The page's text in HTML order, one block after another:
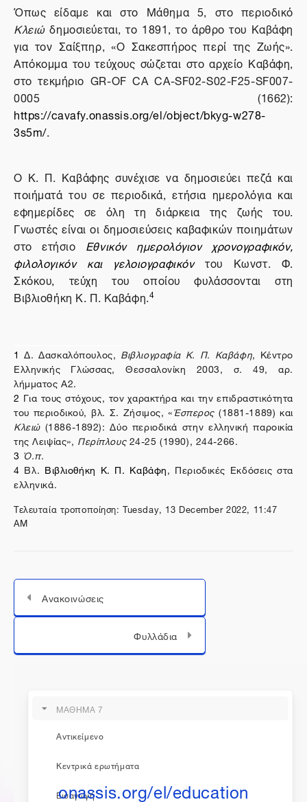
Όπως είδαμε και στο Μάθημα 5, στο περιοδικό
Κλειώδημοσιεύεται, το 1891, το άρθρο του Καβάφη
για τον Σαίξπηρ, «Ο Σακεσπήρος περί της Ζωής».
Απόκομμα του τεύχους σώζεται στο αρχείο Καβάφη,
στο τεκμήριο GR-OF CA CA-SF02-S02-F25-SF007-
0005 (1662):
https://cavafy.onassis.org/el/object/bkyg-w278-
3s5m/.
Ο Κ. Π. Καβάφης συνέχισε να δημοσιεύει πεζά και
ποιήματά του σε περιοδικά, ετήσια ημερολόγια και
εφημερίδες σε όλη τη διάρκεια της ζωής του.
Γνωστές είναι οι δημοσιεύσεις καβαφικών ποιημάτων
στο ετήσιο Eθνικόν ημερολόγιον χρονογραφικόν,
φιλολογικόν και γελοιογραφικόντου Κωνστ. Φ.
Σκόκου, τεύχη του οποίου φυλάσσονται στη
Βιβλιοθήκη Κ. Π. Καβάφη.4
1 Δ. Δασκαλόπουλος, Βιβλιογραφία Κ. Π. Καβάφη, Κέντρο
Ελληνικής Γλώσσας, Θεσσαλονίκη 2003, σ. 49, αρ.
λήμματος Α2.
2 Για τους στόχους, τον χαρακτήρα και την επιδραστικότητα
του περιοδικού, βλ. Σ. Ζήσιμος, «Έσπερος (1881-1889) και
Κλειώ(1886-1892): Δύο περιοδικά στην ελληνική παροικία
της Λειψίας», Περίπλους24-25 (1990), 244-266.
3 Ό.π.
4 Βλ. Βιβλιοθήκη Κ. Π. Καβάφη, Περιοδικές Εκδόσεις στα
ελληνικά.
Τελευταία τροποποίηση: Tuesday, 13 December 2022, 11:47
AM
Ανακοινώσεις
Μεταπήδηση σε...
Φυλλάδια
ΜΑΘΗΜΑ 7
Αντικείμενο
Κεντρικά ερωτήματα
Εισαγωγή
η εκπαίδευση συνεχίζεται...
onassis.org/el/education